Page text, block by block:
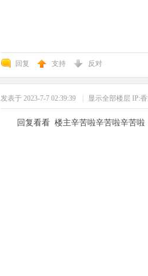
回复 支持 反对
发表于 2023-7-7 02:39:39 显示全部楼层 IP:
回复看看 楼主辛苦啦辛苦啦辛苦啦